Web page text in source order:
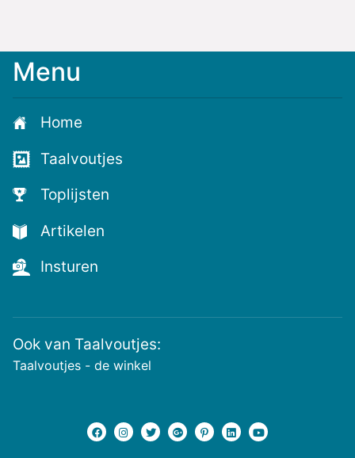
Menu
Home
Taalvoutjes
Toplijsten
Artikelen
Insturen
Ook van Taalvoutjes:
Taalvoutjes - de winkel